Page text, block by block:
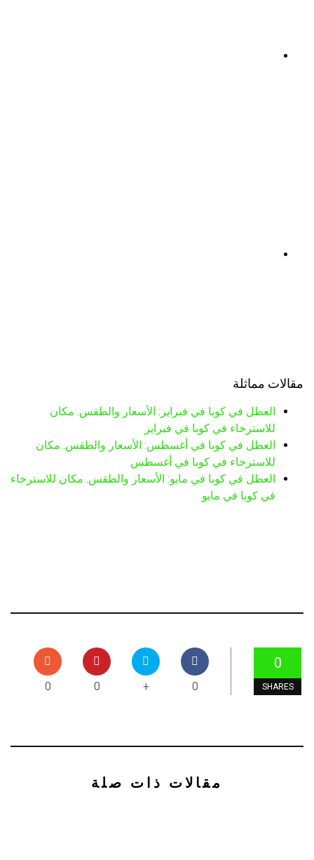
مقالات مماثلة
العطل في كوبا في فبراير: الأسعار والطقس. مكان
للاسترخاء في كوبا في فبراير
العطل في كوبا في أغسطس: الأسعار والطقس. مكان
للاسترخاء في كوبا في أغسطس
العطل في كوبا في مايو: الأسعار والطقس. مكان للاسترخاء
في كوبا في مايو
0
SHARES
0
+
0
0
مقالات ذات صلة